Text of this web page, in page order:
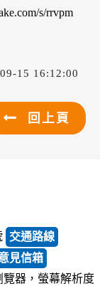
s/rrvpm
15 16:12:00
回上頁
交通路線
見信箱
覽器，螢幕解析度